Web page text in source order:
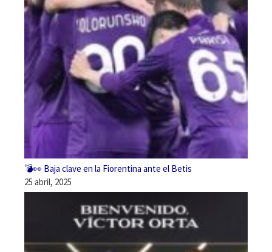
💣👀 Baja clave en la Fiorentina ante el Betis
25 abril, 2025